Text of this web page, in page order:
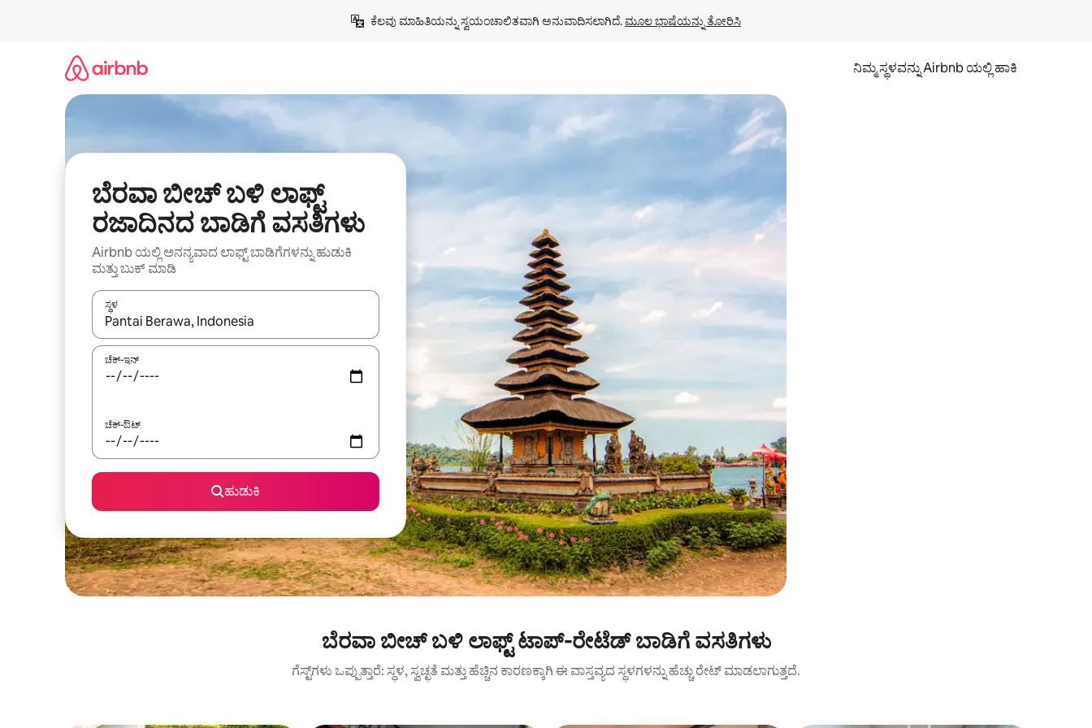
ಕೆಲವು ಮಾಹಿತಿಯನ್ನು ಸ್ವಯಂಚಾಲಿತವಾಗಿ ಅನುವಾದಿಸಲಾಗಿದೆ. ಮೂಲ ಭಾಷೆಯನ್ನು ತೋರಿಸಿ
ನಿಮ್ಮ ಸ್ಥಳವನ್ನು Airbnb ಯಲ್ಲಿ ಹಾಕಿ
ಬೆರವಾ ಬೀಚ್ ಬಳಿ ಲಾಫ್ಟ್
ರಜಾದಿನದ ಬಾಡಿಗೆ ವಸತಿಗಳು
Airbnb ಯಲ್ಲಿ ಅನನ್ಯವಾದ ಲಾಫ್ಟ್ ಬಾಡಿಗೆಗಳನ್ನು ಹುಡುಕಿ
ಮತ್ತು ಬುಕ್ ಮಾಡಿ
ಸ್ಥಳ
ಫಲಿತಾಂಶಗಳು ಲಭ್ಯವಿರುವಾಗ, ಅಪ್ ಮತ್ತು ಡೌನ್ ಬಾಣದ ಕೀಲಿಗಳೊಂದಿಗೆ ನ್ಯಾವಿಗೇಟ್ ಮಾಡಿ ಅಥವಾ ಸ್ಪರ್ಶ ಅಥವಾ ಸ್ವೈಪ್ ಗೆಸ್ಚರ್‌ಗಳ ಮೂಲಕ ಅನ್ವೇಷಿಸಿ.
ಚೆಕ್-ಇನ್
ಚೆಕ್-ಔಟ್
ಹುಡುಕಿ
ಬೆರವಾ ಬೀಚ್ ಬಳಿ ಲಾಫ್ಟ್ ಟಾಪ್-ರೇಟೆಡ್ ಬಾಡಿಗೆ ವಸತಿಗಳು
ಗೆಸ್ಟ್‌ಗಳು ಒಪ್ಪುತ್ತಾರೆ: ಸ್ಥಳ, ಸ್ವಚ್ಛತೆ ಮತ್ತು ಹೆಚ್ಚಿನ ಕಾರಣಕ್ಕಾಗಿ ಈ ವಾಸ್ತವ್ಯದ ಸ್ಥಳಗಳನ್ನು ಹೆಚ್ಚು ರೇಟ್ ಮಾಡಲಾಗುತ್ತದೆ.